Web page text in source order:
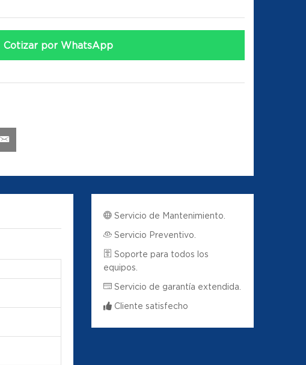
Cotizar por WhatsApp
Servicio de Mantenimiento.
Servicio Preventivo.
Soporte para todos los
equipos.
Servicio de garantía extendida.
Cliente satisfecho